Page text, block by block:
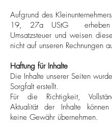
Aufgrund des
19, 27a UStG
Umsatzsteuer und weisen
nicht auf unseren Rechnungen
Haftung für Inhalte
Die Inhalte unserer Seiten
Sorgfalt erstellt.
Für die Richtigkeit,
Aktualität der Inhalte
keine Gewähr übernehmen.